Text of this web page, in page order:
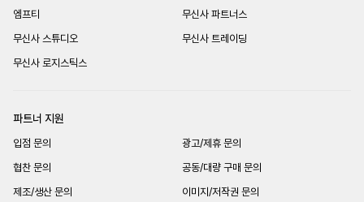
엠프티
무신사 파트너스
무신사 스튜디오
무신사 트레이딩
무신사 로지스틱스
파트너 지원
입점 문의
광고/제휴 문의
협찬 문의
공동/대량 구매 문의
제조/생산 문의
이미지/저작권 문의